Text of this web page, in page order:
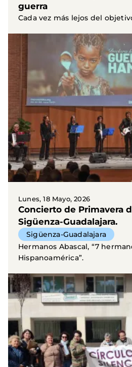
guerra
Cada vez más lejos del
Lunes, 18 Mayo, 2026
Concierto de Primavera
Sigüenza-Guadalajara.
Sigüenza-Guadalajara
Hermanos Abascal, “7
Hispanoamérica”.